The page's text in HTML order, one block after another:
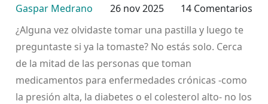
Gaspar Medrano 26 nov 2025
14 Comentarios
¿Alguna vez olvidaste tomar una pastilla y luego te
preguntaste si ya la tomaste? No estás solo. Cerca
de la mitad de las personas que toman
medicamentos para enfermedades crónicas -como
la presión alta, la diabetes o el colesterol alto- no los